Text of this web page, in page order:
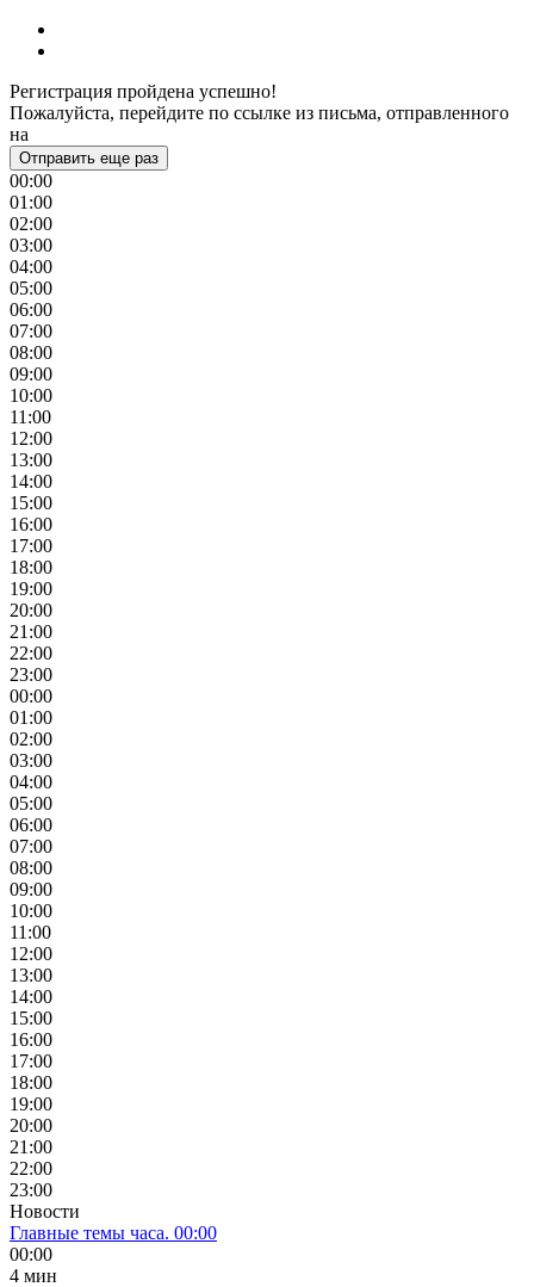
Регистрация пройдена успешно!
Пожалуйста, перейдите по ссылке из письма, отправленного
на
Отправить еще раз
00:00
01:00
02:00
03:00
04:00
05:00
06:00
07:00
08:00
09:00
10:00
11:00
12:00
13:00
14:00
15:00
16:00
17:00
18:00
19:00
20:00
21:00
22:00
23:00
00:00
01:00
02:00
03:00
04:00
05:00
06:00
07:00
08:00
09:00
10:00
11:00
12:00
13:00
14:00
15:00
16:00
17:00
18:00
19:00
20:00
21:00
22:00
23:00
Новости
Главные темы часа. 00:00
00:00
4 мин